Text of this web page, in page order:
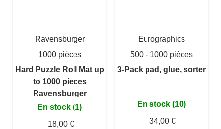
Ravensburger
1000 pièces
Hard Puzzle Roll Mat up
to 1000 pieces
Ravensburger
En stock (1)
18,00 €
Eurographics
500 - 1000 pièces
3-Pack pad, glue, sorter
En stock (10)
34,00 €